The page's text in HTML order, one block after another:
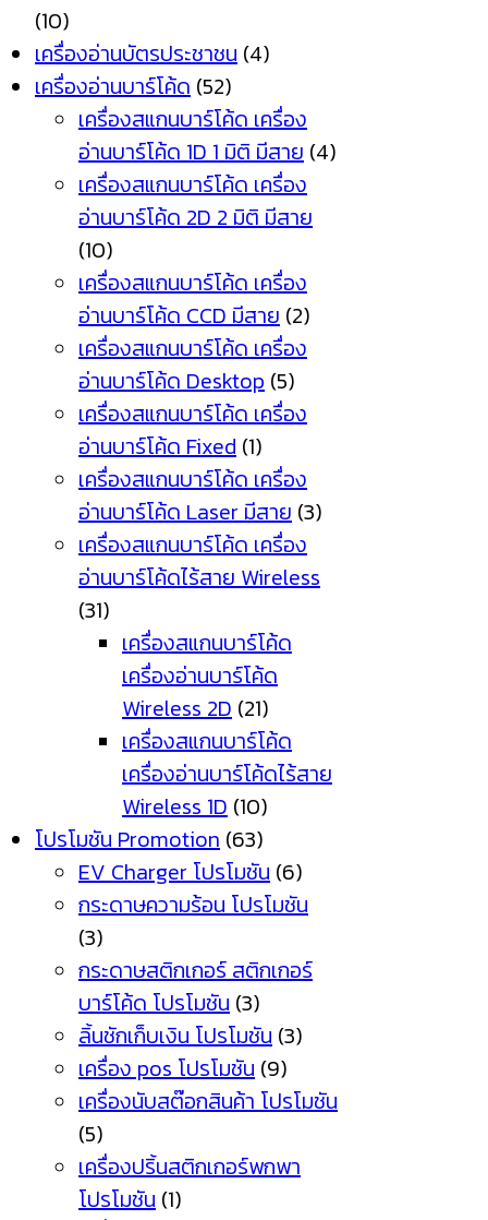
(10)
เครื่องอ่านบัตรประชาชน (4)
เครื่องอ่านบาร์โค้ด (52)
เครื่องสแกนบาร์โค้ด เครื่อง
อ่านบาร์โค้ด 1D 1 มิติ มีสาย (4)
เครื่องสแกนบาร์โค้ด เครื่อง
อ่านบาร์โค้ด 2D 2 มิติ มีสาย
(10)
เครื่องสแกนบาร์โค้ด เครื่อง
อ่านบาร์โค้ด CCD มีสาย (2)
เครื่องสแกนบาร์โค้ด เครื่อง
อ่านบาร์โค้ด Desktop (5)
เครื่องสแกนบาร์โค้ด เครื่อง
อ่านบาร์โค้ด Fixed (1)
เครื่องสแกนบาร์โค้ด เครื่อง
อ่านบาร์โค้ด Laser มีสาย (3)
เครื่องสแกนบาร์โค้ด เครื่อง
อ่านบาร์โค้ดไร้สาย Wireless
(31)
เครื่องสแกนบาร์โค้ด
เครื่องอ่านบาร์โค้ด
Wireless 2D (21)
เครื่องสแกนบาร์โค้ด
เครื่องอ่านบาร์โค้ดไร้สาย
Wireless 1D (10)
โปรโมชัน Promotion (63)
EV Charger โปรโมชัน (6)
กระดาษความร้อน โปรโมชัน
(3)
กระดาษสติกเกอร์ สติกเกอร์
บาร์โค้ด โปรโมชัน (3)
ลิ้นชักเก็บเงิน โปรโมชัน (3)
เครื่อง pos โปรโมชัน (9)
เครื่องนับสต๊อกสินค้า โปรโมชัน
(5)
เครื่องปริ้นสติกเกอร์พกพา
โปรโมชัน (1)